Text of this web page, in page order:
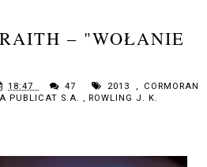
– "WOŁANIE
18:47 47 2013 , CORMORAN
PUBLICAT S.A. , ROWLING J. K.